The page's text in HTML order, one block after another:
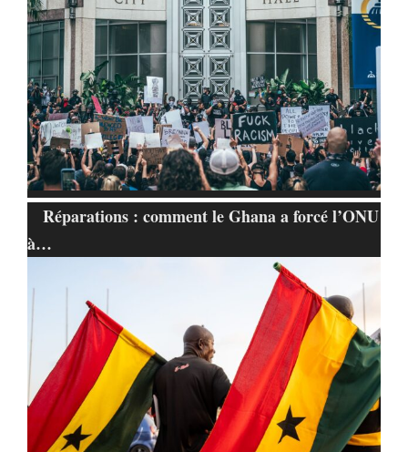
Réparations : comment le Ghana a forcé l’ONU
à…